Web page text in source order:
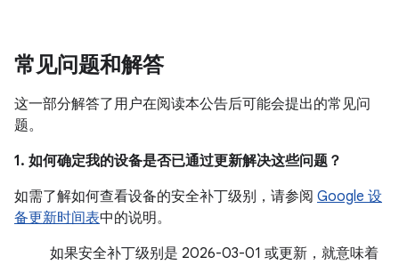
常见问题和解答
这一部分解答了用户在阅读本公告后可能会提出的常见问
题。
1. 如何确定我的设备是否已通过更新解决这些问题？
如需了解如何查看设备的安全补丁级别，请参阅 Google 设
备更新时间表中的说明。
如果安全补丁级别是 2026-03-01 或更新，就意味着